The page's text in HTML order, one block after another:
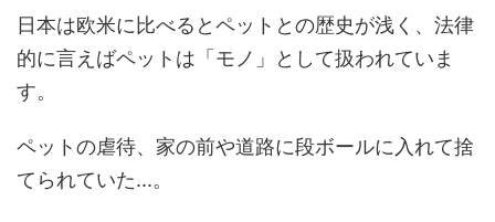
日本は欧米に比べるとペットとの歴史が浅く、法律
的に言えばペットは「モノ」として扱われていま
す。
ペットの虐待、家の前や道路に段ボールに入れて捨
てられていた...。